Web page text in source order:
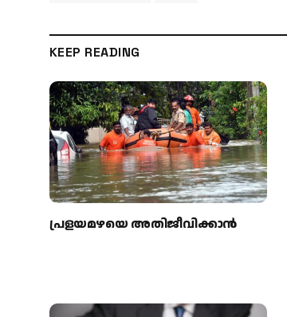
KEEP READING
പ്രളയമഴയെ അതിജീവിക്കാന്‍